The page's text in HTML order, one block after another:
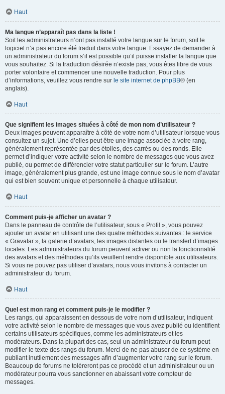
Haut
Ma langue n’apparaît pas dans la liste !
Soit les administrateurs n’ont pas installé votre langue sur le forum, soit le
logiciel n’a pas encore été traduit dans votre langue. Essayez de demander à
un administrateur du forum s’il est possible qu’il puisse installer la langue que
vous souhaitez. Si la traduction désirée n’existe pas, vous êtes libre de vous
porter volontaire et commencer une nouvelle traduction. Pour plus
d’informations, veuillez vous rendre sur le site internet de phpBB® (en
anglais).
Haut
Que signifient les images situées à côté de mon nom d’utilisateur ?
Deux images peuvent apparaître à côté de votre nom d’utilisateur lorsque vous
consultez un sujet. Une d’elles peut être une image associée à votre rang,
généralement représentée par des étoiles, des carrés ou des ronds. Elle
permet d’indiquer votre activité selon le nombre de messages que vous avez
publié, ou permet de différencier votre statut particulier sur le forum. L’autre
image, généralement plus grande, est une image connue sous le nom d’avatar
qui est bien souvent unique et personnelle à chaque utilisateur.
Haut
Comment puis-je afficher un avatar ?
Dans le panneau de contrôle de l’utilisateur, sous « Profil », vous pouvez
ajouter un avatar en utilisant une des quatre méthodes suivantes : le service
« Gravatar », la galerie d’avatars, les images distantes ou le transfert d’images
locales. Les administrateurs du forum peuvent activer ou non la fonctionnalité
des avatars et des méthodes qu’ils veuillent rendre disponible aux utilisateurs.
Si vous ne pouvez pas utiliser d’avatars, nous vous invitons à contacter un
administrateur du forum.
Haut
Quel est mon rang et comment puis-je le modifier ?
Les rangs, qui apparaissent en dessous de votre nom d’utilisateur, indiquent
votre activité selon le nombre de messages que vous avez publié ou identifient
certains utilisateurs spécifiques, comme les administrateurs et les
modérateurs. Dans la plupart des cas, seul un administrateur du forum peut
modifier le texte des rangs du forum. Merci de ne pas abuser de ce système en
publiant inutilement des messages afin d’augmenter votre rang sur le forum.
Beaucoup de forums ne toléreront pas ce procédé et un administrateur ou un
modérateur pourra vous sanctionner en abaissant votre compteur de
messages.